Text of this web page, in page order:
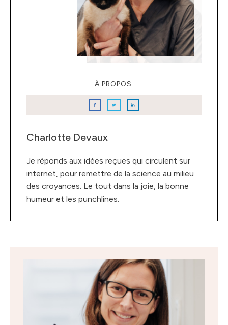
À PROPOS
Charlotte Devaux
Je réponds aux idées reçues qui circulent sur
internet, pour remettre de la science au milieu
des croyances. Le tout dans la joie, la bonne
humeur et les punchlines.